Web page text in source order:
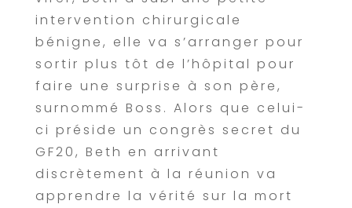
intervention chirurgicale
bénigne, elle va s’arranger pour
sortir plus tôt de l’hôpital pour
faire une surprise à son père,
surnommé Boss. Alors que celui-
ci préside un congrès secret du
GF20, Beth en arrivant
discrètement à la réunion va
apprendre la vérité sur la mort